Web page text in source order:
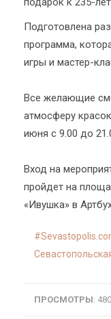
Подготовлена
программа,
игры и мастер-
Все желающие
атмосферу
июня с 9.00 до
Вход на
пройдет на
«Ивушка» в
ПРОСМОТРЫ: 480